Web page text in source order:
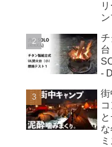
チ
-
街